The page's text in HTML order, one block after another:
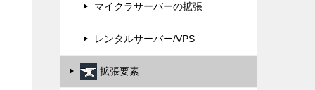
マイクラサーバーの拡張
レンタルサーバー/VPS
拡張要素